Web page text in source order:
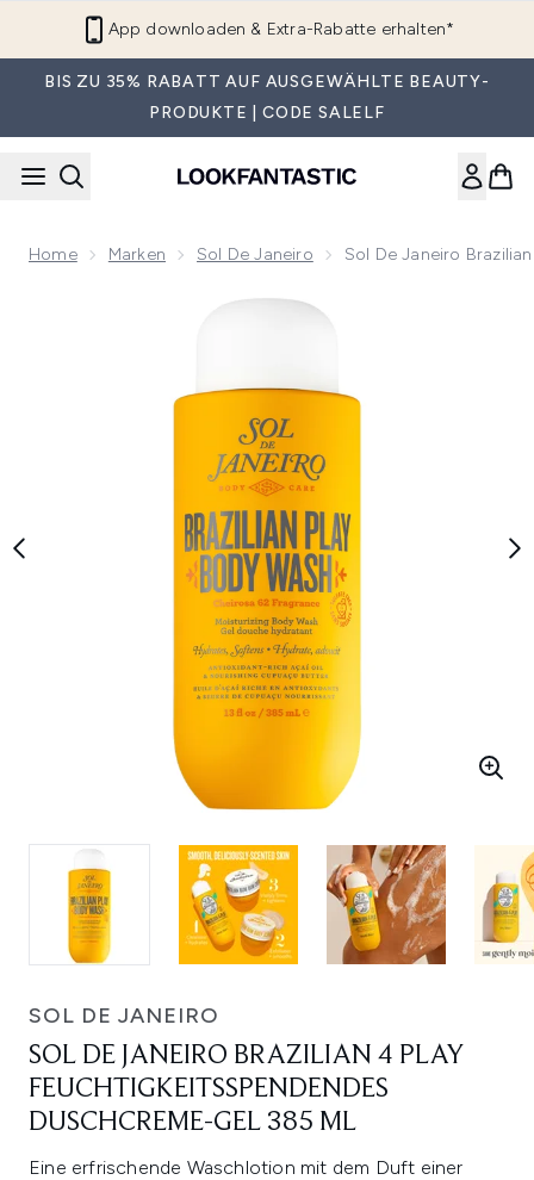
App downloaden & Extra-Rabatte erhalten*
BIS ZU 35% RABATT AUF AUSGEWÄHLTE BEAUTY-
PRODUKTE | CODE SALELF
Home Marken Sol De Janeiro Sol De Janeiro
Now showing image 1 Sol de Janeiro Brazilian 4 Play
SOL DE JANEIRO
SOL DE JANEIRO BRAZILIAN 4 PLAY
FEUCHTIGKEITSSPENDENDES
DUSCHCREME-GEL 385 ML
Eine erfrischende Waschlotion mit dem Duft einer